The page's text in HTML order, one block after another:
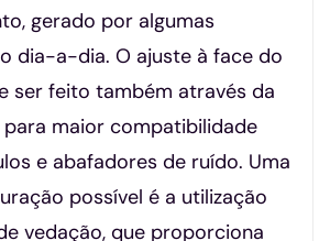
gerado por algumas
dia-a-dia. O ajuste à face do
ser feito também através da
maior compatibilidade
e abafadores de ruído. Uma
possível é a utilização
vedação, que proporciona